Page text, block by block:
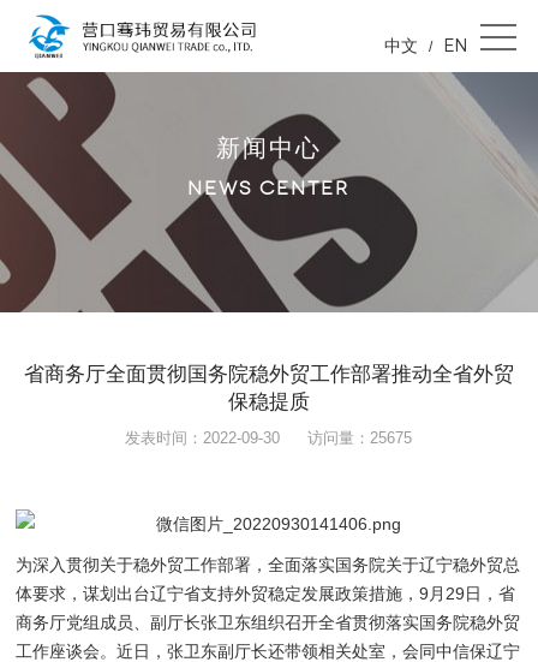
中文 / EN
新闻中心
NEWS CENTER
省商务厅全面贯彻国务院稳外贸工作部署推动全省外贸
保稳提质
发表时间：2022-09-30 访问量：25675
为深入贯彻关于稳外贸工作部署，全面落实国务院关于辽宁稳外贸总
体要求，谋划出台辽宁省支持外贸稳定发展政策措施，9月29日，省
商务厅党组成员、副厅长张卫东组织召开全省贯彻落实国务院稳外贸
工作座谈会。近日，张卫东副厅长还带领相关处室，会同中信保辽宁